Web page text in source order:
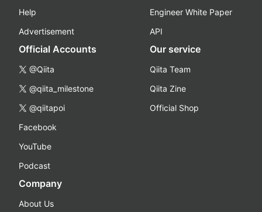
Help
Advertisement
Engineer White Paper
API
Official Accounts
@Qiita
@qiita_milestone
@qiitapoi
Facebook
YouTube
Podcast
Our service
Qiita Team
Qiita Zine
Official Shop
Company
About Us